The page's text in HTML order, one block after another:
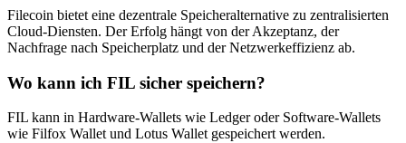
Filecoin bietet eine dezentrale Speicheralternative zu zentralisierten
Cloud-Diensten. Der Erfolg hängt von der Akzeptanz, der
Nachfrage nach Speicherplatz und der Netzwerkeffizienz ab.
Wo kann ich FIL sicher speichern?
FIL kann in Hardware-Wallets wie Ledger oder Software-Wallets
wie Filfox Wallet und Lotus Wallet gespeichert werden.